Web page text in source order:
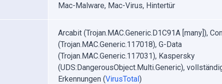
Mac-Malware, Mac-Virus, Hintertür
Arcabit (Trojan.MAC.Generic.D1C91A [many]),
(Trojan.MAC.Generic.117018), G-Data
(Trojan.MAC.Generic.117031), Kaspersky
(UDS:DangerousObject.Multi.Generic),
Erkennungen (VirusTotal)